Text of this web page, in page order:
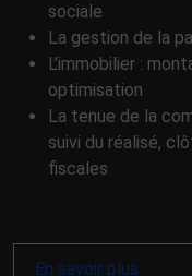
sociale
La gestion de la
L’immobilier :
optimisation
La tenue de la
suivi du réalisé,
fiscales
En savoir plus